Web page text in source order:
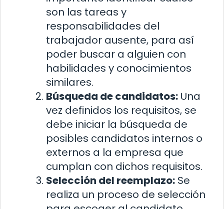
son las tareas y
responsabilidades del
trabajador ausente, para así
poder buscar a alguien con
habilidades y conocimientos
similares.
Búsqueda de candidatos: Una
vez definidos los requisitos, se
debe iniciar la búsqueda de
posibles candidatos internos o
externos a la empresa que
cumplan con dichos requisitos.
Selección del reemplazo: Se
realiza un proceso de selección